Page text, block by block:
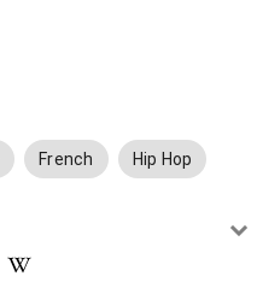
French Hip Hop